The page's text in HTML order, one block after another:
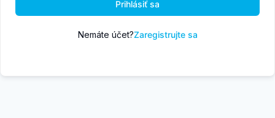
Prihlásiť sa
Nemáte účet?Zaregistrujte sa